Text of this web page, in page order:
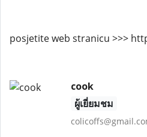
posjetite web stranicu >>>
cook
ผู้เยี่ยมชม